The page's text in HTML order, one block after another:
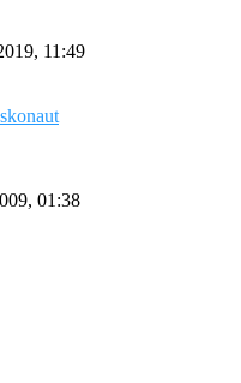
11:49
01:38